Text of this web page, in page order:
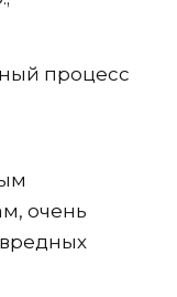
процесс
очень